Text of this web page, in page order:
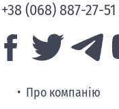
+38 (068) 887-27-51
Про компанію